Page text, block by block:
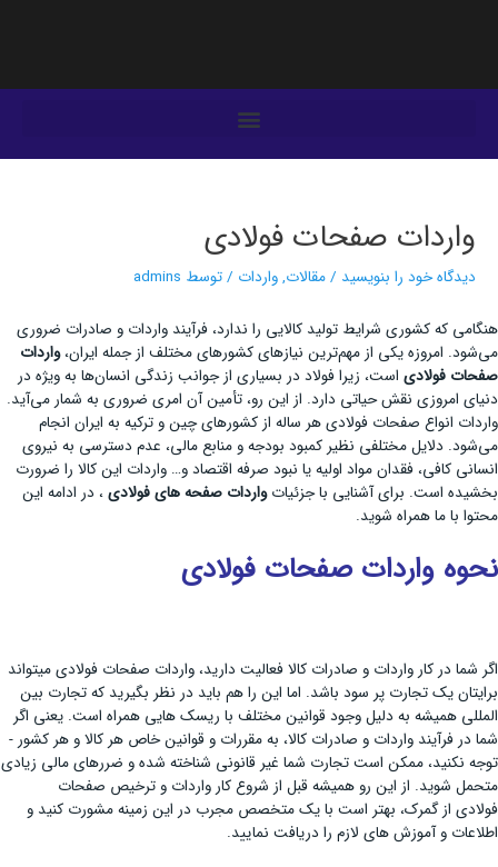
واردات صفحات فولادی
دیدگاه‌ خود را بنویسید /مقالات,واردات / توسط admins
هنگامی که کشوری شرایط تولید کالایی را ندارد، فرآیند واردات و صادرات ضروری
می‌شود. امروزه یکی از مهم‌ترین نیازهای کشورهای مختلف از جمله ایران،واردات
صفحات فولادی است، زیرا فولاد در بسیاری از جوانب زندگی انسان‌ها به ویژه در
دنیای امروزی نقش حیاتی دارد. از این رو، تأمین آن امری ضروری به شمار می‌آید.
واردات انواع صفحات فولادی هر ساله از کشورهای چین و ترکیه به ایران انجام
می‌شود. دلایل مختلفی نظیر کمبود بودجه و منابع مالی، عدم دسترسی به نیروی
انسانی کافی، فقدان مواد اولیه یا نبود صرفه اقتصاد و… واردات این کالا را ضرورت
بخشیده است. برای آشنایی با جزئیاتواردات صفحه های فولادی، در ادامه این
محتوا با ما همراه شوید.
نحوه واردات صفحات فولادی
اگر شما در کار واردات و صادرات کالا فعالیت دارید، واردات صفحات فولادی می­تواند
برایتان یک تجارت پر سود باشد. اما این را هم باید در نظر بگیرید که تجارت بین
المللی همیشه به دلیل وجود قوانین مختلف با ریسک ­هایی همراه است. یعنی اگر
شما در فرآیند واردات و صادرات کالا، به مقررات و قوانین خاص هر کالا و هر کشور ­
توجه نکنید، ممکن است تجارت شما غیر قانونی شناخته شده و ضررهای مالی زیادی
متحمل شوید. از این رو همیشه قبل از شروع کار واردات و ترخیص صفحات
فولادی از گمرک، بهتر است با یک متخصص مجرب در این زمینه مشورت کنید و
اطلاعات و آموزش ­های لازم را دریافت نمایید.